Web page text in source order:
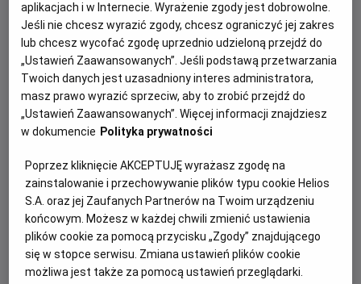
Gwiazdozbiór Psa - bilety już w
sprzedaży!
Przeżyj emocjonującą historię o odwadze, przetrwaniu i
poszukiwaniu nadziei w postapokaliptycznym świecie.
aplikacjach i w Internecie. Wyrażenie zgody jest dobrowolne.
Jeśli nie chcesz wyrazić zgody, chcesz ograniczyć jej zakres
lub chcesz wycofać zgodę uprzednio udzieloną przejdź do
„Ustawień Zaawansowanych”. Jeśli podstawą przetwarzania
Twoich danych jest uzasadniony interes administratora,
masz prawo wyrazić sprzeciw, aby to zrobić przejdź do
„Ustawień Zaawansowanych”. Więcej informacji znajdziesz
w dokumencie Polityka prywatności
Poprzez kliknięcie AKCEPTUJĘ wyrażasz zgodę na
zainstalowanie i przechowywanie plików typu cookie Helios
S.A. oraz jej Zaufanych Partnerów na Twoim urządzeniu
końcowym. Możesz w każdej chwili zmienić ustawienia
plików cookie za pomocą przycisku „Zgody” znajdującego
się w stopce serwisu. Zmiana ustawień plików cookie
możliwa jest także za pomocą ustawień przeglądarki.